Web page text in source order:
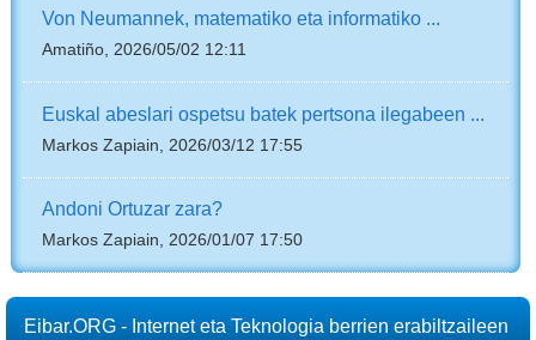
Von Neumannek, matematiko eta informatiko ...
Amatiño, 2026/05/02 12:11
Euskal abeslari ospetsu batek pertsona ilegabeen ...
Markos Zapiain, 2026/03/12 17:55
Andoni Ortuzar zara?
Markos Zapiain, 2026/01/07 17:50
Eibar.ORG - Internet eta Teknologia berrien erabiltzaileen